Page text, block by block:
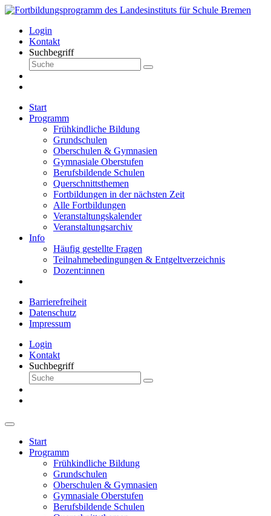
Login
Kontakt
Suchbegriff
Start
Programm
Frühkindliche Bildung
Grundschulen
Oberschulen & Gymnasien
Gymnasiale Oberstufen
Berufsbildende Schulen
Querschnittsthemen
Fortbildungen in der nächsten Zeit
Alle Fortbildungen
Veranstaltungskalender
Veranstaltungsarchiv
Info
Häufig gestellte Fragen
Teilnahmebedingungen & Entgeltverzeichnis
Dozent:innen
Barrierefreiheit
Datenschutz
Impressum
Login
Kontakt
Suchbegriff
Start
Programm
Frühkindliche Bildung
Grundschulen
Oberschulen & Gymnasien
Gymnasiale Oberstufen
Berufsbildende Schulen